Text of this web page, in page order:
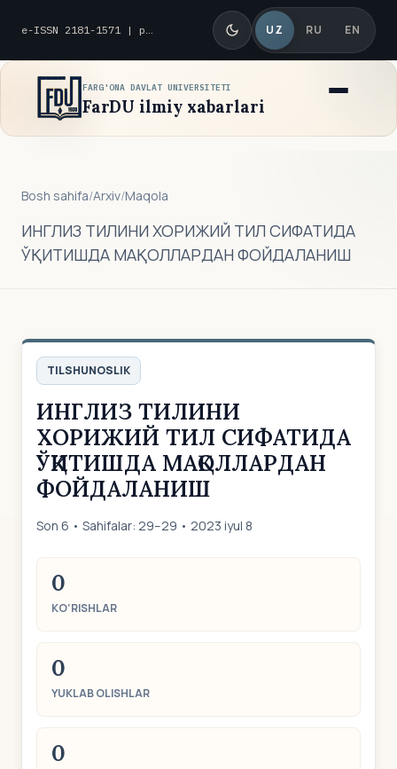
e-ISSN 2181-1571 | p-ISSN 2010-8419 UZ RU EN
FARG'ONA DAVLAT UNIVERSITETI
FarDU ilmiy xabarlari
Bosh sahifa/Arxiv/Maqola
ИНГЛИЗ ТИЛИНИ ХОРИЖИЙ ТИЛ СИФАТИДА
ЎҚИТИШДА МАҚОЛЛАРДАН ФОЙДАЛАНИШ
TILSHUNOSLIK
ИНГЛИЗ ТИЛИНИ
ХОРИЖИЙ ТИЛ СИФАТИДА
ЎҚИТИШДА МАҚОЛЛАРДАН
ФОЙДАЛАНИШ
Son 6 • Sahifalar: 29–29 • 2023 iyul 8
0
KO‘RISHLAR
0
YUKLAB OLISHLAR
0